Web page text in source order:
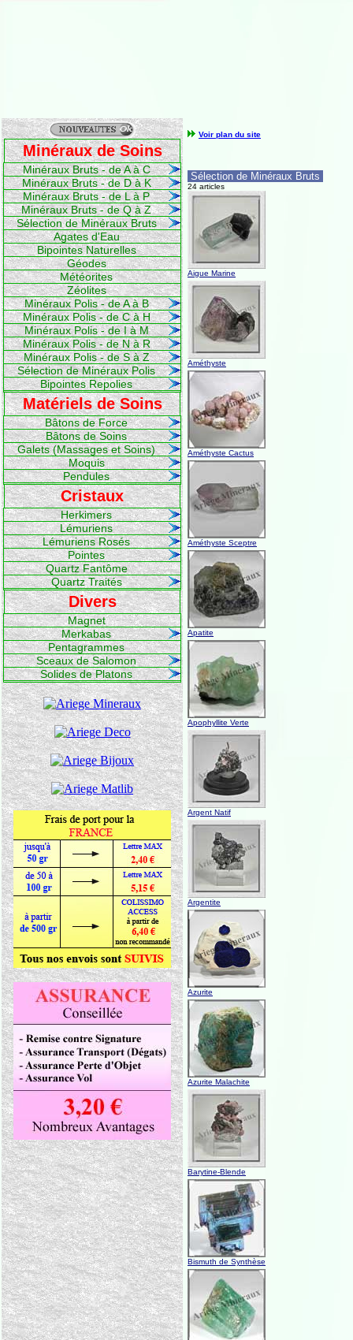
Minéraux de Soins
Minéraux Bruts - de A à C
Minéraux Bruts - de D à K
Minéraux Bruts - de L à P
Minéraux Bruts - de Q à Z
Sélection de Minéraux Bruts
Agates d'Eau
Bipointes Naturelles
Géodes
Météorites
Zéolites
Minéraux Polis - de A à B
Minéraux Polis - de C à H
Minéraux Polis - de I à M
Minéraux Polis - de N à R
Minéraux Polis - de S à Z
Sélection de Minéraux Polis
Bipointes Repolies
Matériels de Soins
Bâtons de Force
Bâtons de Soins
Galets (Massages et Soins)
Moquis
Pendules
Cristaux
Herkimers
Lémuriens
Lémuriens Rosés
Pointes
Quartz Fantôme
Quartz Traités
Divers
Magnet
Merkabas
Pentagrammes
Sceaux de Salomon
Solides de Platons
Voir plan du site
Sélection de Minéraux Bruts
24 articles
Aigue Marine
Améthyste
Améthyste Cactus
Améthyste Sceptre
Apatite
Apophyllite Verte
Argent Natif
Argentite
Azurite
Azurite Malachite
Barytine-Blende
Bismuth de Synthèse